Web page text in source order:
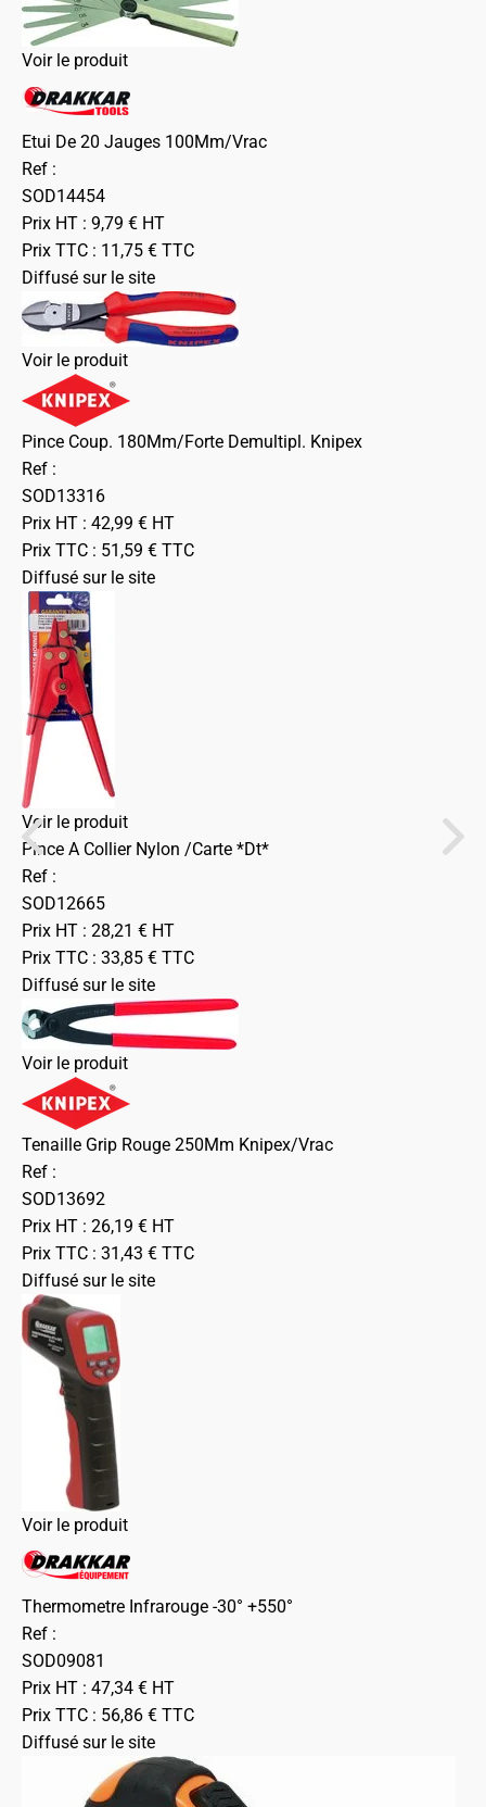
Voir le produit
Etui De 20 Jauges 100Mm/Vrac
Ref :
SOD14454
Prix HT : 9,79 € HT
Prix TTC : 11,75 € TTC
Diffusé sur le site
Voir le produit
Pince Coup. 180Mm/Forte Demultipl. Knipex
Ref :
SOD13316
Prix HT : 42,99 € HT
Prix TTC : 51,59 € TTC
Diffusé sur le site
Voir le produit
Pince A Collier Nylon /Carte *Dt*
Ref :
SOD12665
Prix HT : 28,21 € HT
Prix TTC : 33,85 € TTC
Diffusé sur le site
Voir le produit
Tenaille Grip Rouge 250Mm Knipex/Vrac
Ref :
SOD13692
Prix HT : 26,19 € HT
Prix TTC : 31,43 € TTC
Diffusé sur le site
Voir le produit
Thermometre Infrarouge -30° +550°
Ref :
SOD09081
Prix HT : 47,34 € HT
Prix TTC : 56,86 € TTC
Diffusé sur le site